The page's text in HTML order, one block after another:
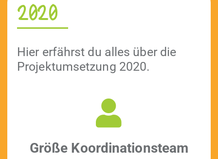
2020
Hier erfährst du alles über die
Pro­jek­tum­set­zung 2020.
Größe Koor­di­na­tion­steam